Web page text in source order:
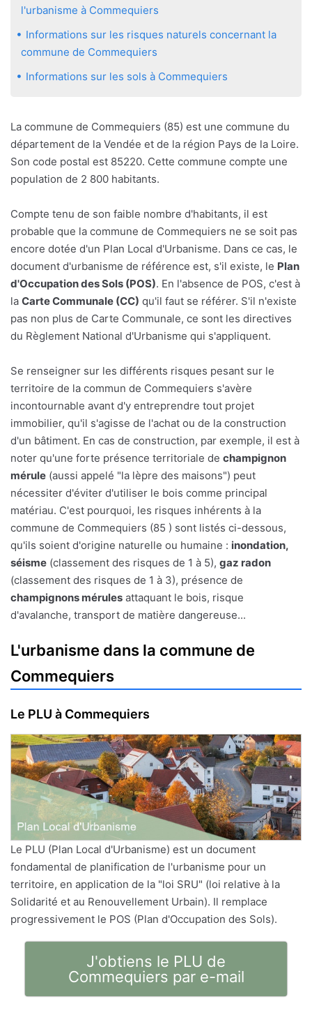
l'urbanisme à Commequiers
Informations sur les risques naturels concernant la
commune de Commequiers
Informations sur les sols à Commequiers
La commune de Commequiers (85) est une commune du
département de la Vendée et de la région Pays de la Loire.
Son code postal est 85220. Cette commune compte une
population de 2 800 habitants.
Compte tenu de son faible nombre d'habitants, il est
probable que la commune de Commequiers ne se soit pas
encore dotée d'un Plan Local d'Urbanisme. Dans ce cas, le
document d'urbanisme de référence est, s'il existe, le Plan
d'Occupation des Sols (POS). En l'absence de POS, c'est à
la Carte Communale (CC) qu'il faut se référer. S'il n'existe
pas non plus de Carte Communale, ce sont les directives
du Règlement National d'Urbanisme qui s'appliquent.
Se renseigner sur les différents risques pesant sur le
territoire de la commun de Commequiers s'avère
incontournable avant d'y entreprendre tout projet
immobilier, qu'il s'agisse de l'achat ou de la construction
d'un bâtiment. En cas de construction, par exemple, il est à
noter qu'une forte présence territoriale de champignon
mérule (aussi appelé "la lèpre des maisons") peut
nécessiter d'éviter d'utiliser le bois comme principal
matériau. C'est pourquoi, les risques inhérents à la
commune de Commequiers (85 ) sont listés ci-dessous,
qu'ils soient d'origine naturelle ou humaine : inondation,
séisme (classement des risques de 1 à 5), gaz radon
(classement des risques de 1 à 3), présence de
champignons mérules attaquant le bois, risque
d'avalanche, transport de matière dangereuse...
L'urbanisme dans la commune de
Commequiers
Le PLU à Commequiers
Le PLU (Plan Local d'Urbanisme) est un document
fondamental de planification de l'urbanisme pour un
territoire, en application de la "loi SRU" (loi relative à la
Solidarité et au Renouvellement Urbain). Il remplace
progressivement le POS (Plan d'Occupation des Sols).
J'obtiens le PLU de
Commequiers par e-mail